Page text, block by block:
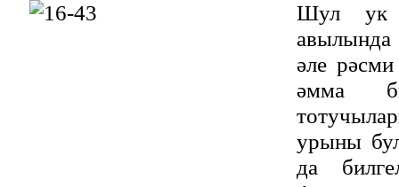
Шул ук
авылында
әле
әмма
урыны
да